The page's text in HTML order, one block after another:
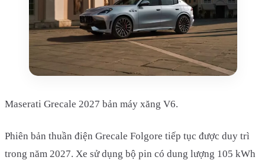
Maserati Grecale 2027 bản máy xăng V6.
Phiên bản thuần điện Grecale Folgore tiếp tục được duy trì
trong năm 2027. Xe sử dụng bộ pin có dung lượng 105 kWh